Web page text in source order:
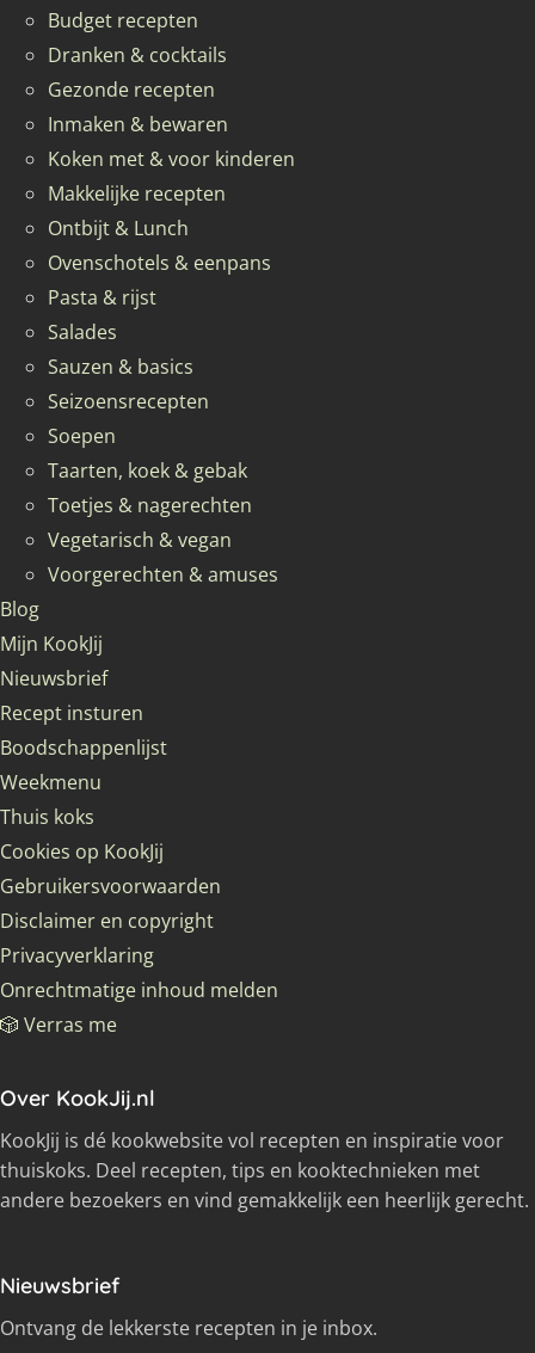
Budget recepten
Dranken & cocktails
Gezonde recepten
Inmaken & bewaren
Koken met & voor kinderen
Makkelijke recepten
Ontbijt & Lunch
Ovenschotels & eenpans
Pasta & rijst
Salades
Sauzen & basics
Seizoensrecepten
Soepen
Taarten, koek & gebak
Toetjes & nagerechten
Vegetarisch & vegan
Voorgerechten & amuses
Blog
Mijn KookJij
Nieuwsbrief
Recept insturen
Boodschappenlijst
Weekmenu
Thuis koks
Cookies op KookJij
Gebruikersvoorwaarden
Disclaimer en copyright
Privacyverklaring
Onrechtmatige inhoud melden
🎲 Verras me
Over KookJij.nl
KookJij is dé kookwebsite vol recepten en inspiratie voor
thuiskoks. Deel recepten, tips en kooktechnieken met
andere bezoekers en vind gemakkelijk een heerlijk gerecht.
Nieuwsbrief
Ontvang de lekkerste recepten in je inbox.